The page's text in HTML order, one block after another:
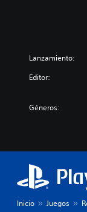
Lanzamiento:
Editor:
Géneros:
Inicio Juegos